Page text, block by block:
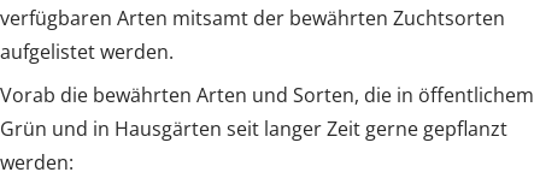
verfügbaren Arten mitsamt der bewährten Zuchtsorten
aufgelistet werden.
Vorab die bewährten Arten und Sorten, die in öffentlichem
Grün und in Hausgärten seit langer Zeit gerne gepflanzt
werden: